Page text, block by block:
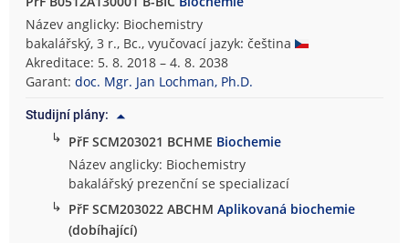
Název anglicky: Biochemistry
bakalářský, 3 r., Bc., vyučovací jazyk: čeština
Akreditace: 5. 8. 2018 – 4. 8. 2038
Garant:doc. Mgr. Jan Lochman, Ph.D.
Studijní plány:
↳ PřF SCM203021 BCHME Biochemie
Název anglicky: Biochemistry
bakalářský prezenční se specializací
↳ PřF SCM203022 ABCHMAplikovaná biochemie
(dobíhající)